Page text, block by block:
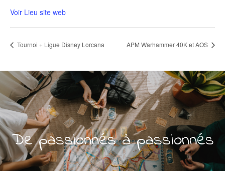
Voir Lieu site web
Tournoi + Ligue Disney Lorcana APM Warhammer 40K et AOS
De passionnés à passionnés